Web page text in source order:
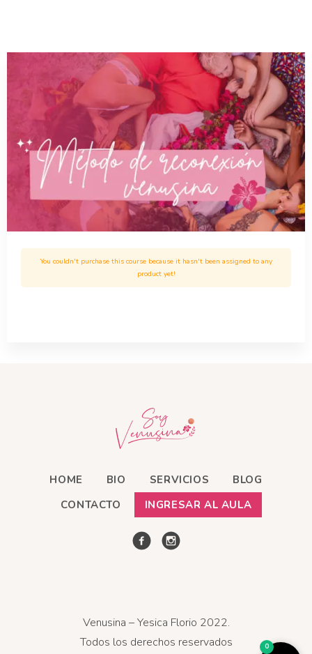
You couldn't purchase this course because it hasn't been assigned to any
product yet!
HOME BIO SERVICIOS
BLOG
CONTACTO
INGRESAR AL AULA
Venusina – Yesica Florio 2022.
Todos los derechos reservados
0